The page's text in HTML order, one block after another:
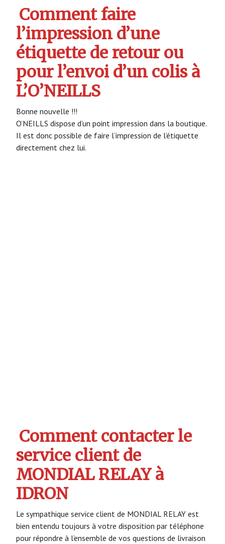
Comment faire
l’impression d’une
étiquette de retour ou
pour l’envoi d’un colis à
L’O’NEILLS
Bonne nouvelle !!!
O’NEILLS dispose d’un point impression dans la boutique.
Il est donc possible de faire l’impression de l’étiquette
directement chez lui.
Comment contacter le
service client de
MONDIAL RELAY à
IDRON
Le sympathique service client de MONDIAL RELAY est
bien entendu toujours à votre disposition par téléphone
pour répondre à l’ensemble de vos questions de livraison